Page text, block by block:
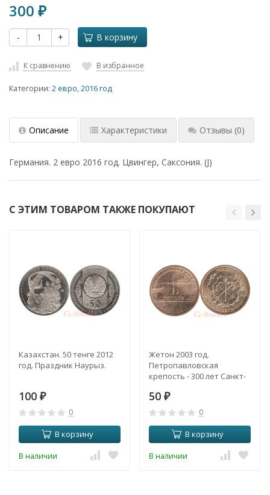
300 ₽
- + В корзину
К сравнению В избранное
Категории: 2 евро,2016 год
Описание Характеристики Отзывы (0)
Германия. 2 евро 2016 год. Цвингер, Саксония. (J)
С ЭТИМ ТОВАРОМ ТАКЖЕ ПОКУПАЮТ
Казахстан. 50 тенге 2012
год. Праздник Наурыз.
100 ₽
0
В корзину
В наличии
Жетон 2003 год.
Петропавловская
крепость - 300 лет Санкт-
50 ₽
0
В корзину
В наличии